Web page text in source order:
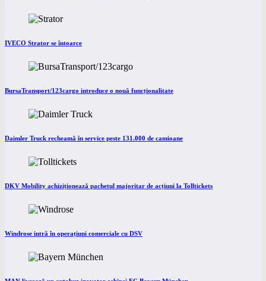
IVECO Strator se întoarce
BursaTransport/123cargo introduce o nouă funcționalitate
Daimler Truck recheamă în service peste 131.000 de camioane
DKV Mobility achiziționează pachetul majoritar de acțiuni la Tolltickets
Windrose intră în operațiuni comerciale cu DSV